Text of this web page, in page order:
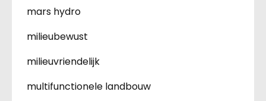
mars hydro
milieubewust
milieuvriendelijk
multifunctionele landbouw